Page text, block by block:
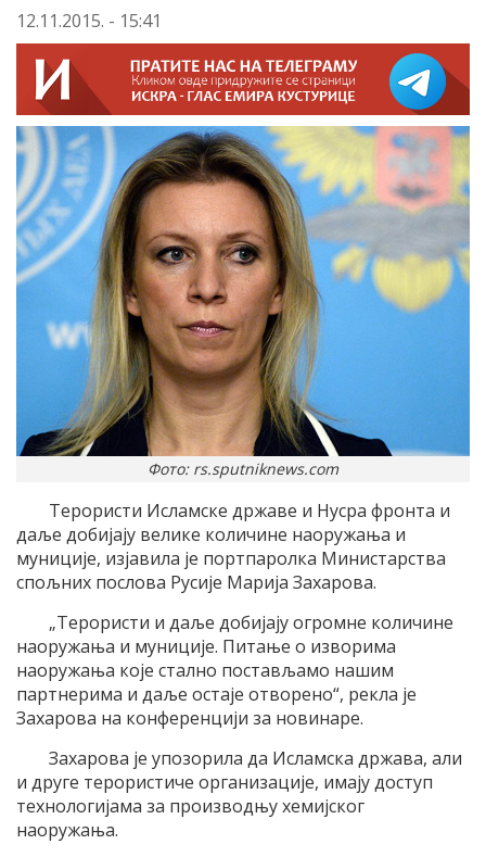
12.11.2015. - 15:41
Фото: rs.sputniknews.com
Терористи Исламске државе и Нусра фронта и
даље добијају велике количине наоружања и
муниције, изјавила је портпаролка Министарства
спољних послова Русије Марија Захарова.
„Терористи и даље добијају огромне количине
наоружања и муниције. Питање о изворима
наоружања које стално постављамо нашим
партнерима и даље остаје отворено“, рекла је
Захарова на конференцији за новинаре.
Захарова је упозорила да Исламска држава, али
и друге терористиче организације, имају доступ
технологијама за производњу хемијског
наоружања.